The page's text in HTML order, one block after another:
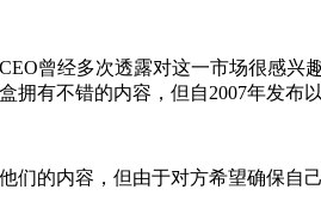
曾经多次透露对这一市场很感兴
拥有不错的内容，但自2007年发布
们的内容，但由于对方希望确保